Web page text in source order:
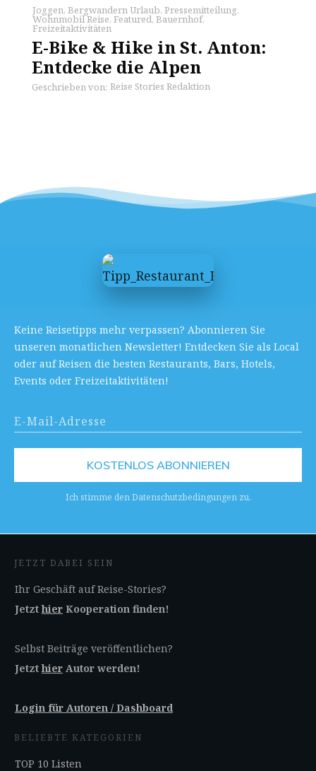
Joggen, Bergwandern Urlaub, Pressemitteilung,
Wohnmobil Reise, Featured, Bauernhof,
Freizeitaktivitäten
E-Bike & Hike in St. Anton:
Entdecke die Alpen
Geschrieben von: Reise Stories Redaktion
Keine Reisetipps mehr verpassen? Abonnieren Sie
unseren monatlichen Newsletter! Entdecken Sie als Local
oder auf Reisen die besten Restaurants, Bars, Hotels,
Events oder Freizeitaktivitäten!
KOSTENLOS ABONNIEREN
Ich stimme den Datenschutzbedingungen zu.
JETZT DABEI SEIN
Ihr Geschäft auf Reise-Stories?
Jetzthier Kooperation finden!
Selbst Beiträge veröffentlichen?
Jetzthier Autor werden!
Login für Autoren / Dashboard
BELIEBTE KATEGORIEN
TOP 10 Listen